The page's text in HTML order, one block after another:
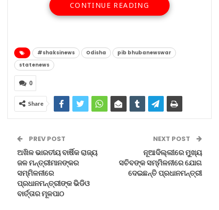
ଆହୁରି ପଢ଼ନ୍ତୁ...
ଚାରିଆଡ଼ୁ…
Aug 8, 2026
ଗିଲ୍‌ଙ୍କ ଆତଘା ଭାରତରେ ଚିନ୍ତା…
Aug 8, 2026
ଅଗଷ୍ଟ ମାସରେ ସୂର୍ଯ୍ୟପରାଗ ଓ…
Aug 8, 2026
CONTINUE READING
#shaksinews Odisha
pib bhubanewswar
statenews
0
Share
PREV POST
ଅଖିଳ ଭାରତୀୟ ବାର୍ଷିକ ରାଜ୍ୟ
ଜଳ ମନ୍ତ୍ରୀମାନଙ୍କର
ସମ୍ମିଳନୀରେ
ପ୍ରଧାନମନ୍ତ୍ରୀଙ୍କ ଭିଡିଓ
ବାର୍ତ୍ତାର ମୂଳପାଠ
NEXT POST
ନୂଆଦିଲ୍ଲୀରେ ମୁଖ୍ୟ
ସଚିବଙ୍କ ସମ୍ମିଳନୀରେ ଯୋଗ
ଦେଇଛନ୍ତି ପ୍ରଧାନମନ୍ତ୍ରୀ